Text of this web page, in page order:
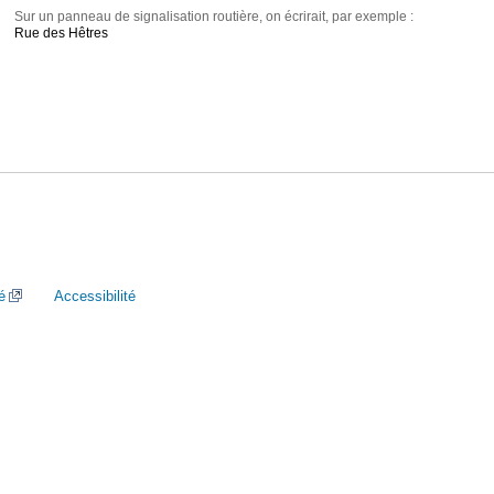
Sur un panneau de signalisation routière, on écrirait, par exemple :
Rue des Hêtres
Accessibilité